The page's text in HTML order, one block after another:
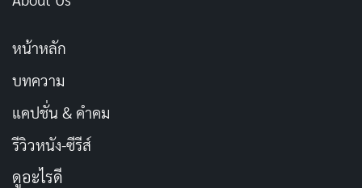
หน้าหลัก
บทความ
แคปชั่น & คำคม
รีวิวหนัง-ซีรีส์
ดูอะไรดี